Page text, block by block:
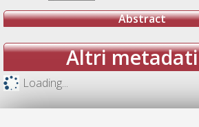
Abstract
Altri metadati
Loading...